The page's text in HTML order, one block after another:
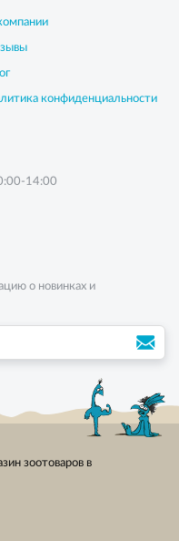
конфиденциальности
14:00
о новинках и
зоотоваров в